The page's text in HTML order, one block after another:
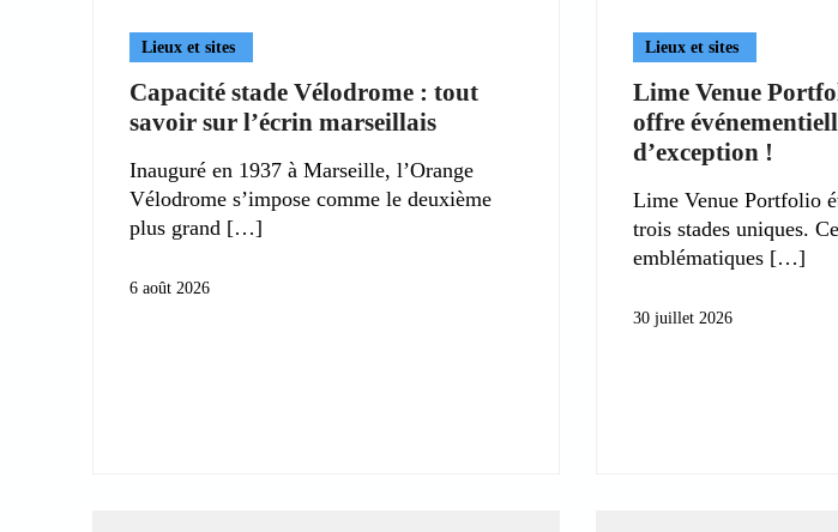
Lieux et sites
Capacité stade Vélodrome : tout
savoir sur l’écrin marseillais
Inauguré en 1937 à Marseille, l’Orange
Vélodrome s’impose comme le deuxième
plus grand
6 août 2026
Lieux et sites
Lime Venue
offre
d’exception !
Lime Venue Portfolio
trois stades uniques.
emblématiques
30 juillet 2026